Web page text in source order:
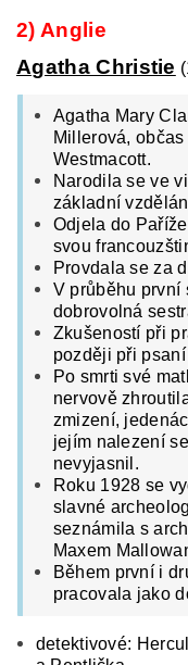
2) Anglie
Agatha Christie
Agatha Mary
Millerová,
Westmacott.
Narodila se ve
základní
Odjela do
svou
Provdala se za
V průběhu první
dobrovolná
Zkušeností při
později při
Po smrti své
nervově
zmizení,
jejím nalezení
nevyjasnil.
Roku 1928 se
slavné
seznámila s
Maxem
Během první i
pracovala jako
detektivové: